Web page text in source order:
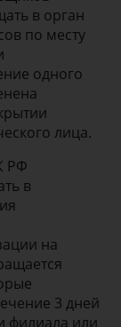
в орган
по месту
одного
лица.
РФ
в
на
3 дней
филиала или